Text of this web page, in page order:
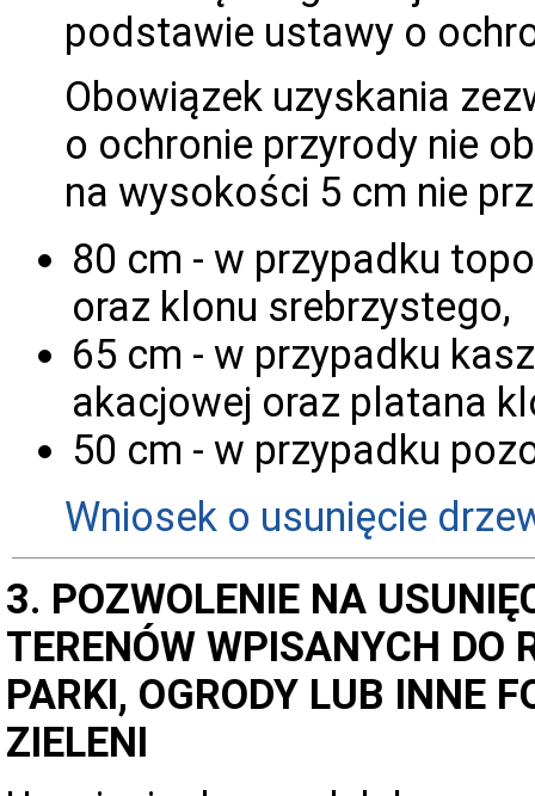
podstawie ustawy o
Obowiązek uzyskania
o ochronie przyrody nie
na wysokości 5 cm nie
80 cm - w przypadku
oraz klonu srebrzystego,
65 cm - w przypadku
akacjowej oraz platana
50 cm - w przypadku
Wniosek o usunięcie
3. POZWOLENIE NA
TERENÓW WPISANYCH DO
PARKI, OGRODY LUB INNE
ZIELENI